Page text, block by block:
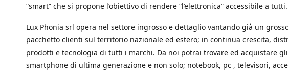
“smart” che si propone l’obiettivo di rendere “l’elettronica” accessibile a tutti.
Lux Phonia srl opera nel settore ingrosso e dettaglio vantando già un
pacchetto clienti sul territorio nazionale ed estero; in continua crescita,
prodotti e tecnologia di tutti i marchi. Da noi potrai trovare ed acquistare gli
smartphone di ultima generazione e non solo; notebook, pc , televisori,